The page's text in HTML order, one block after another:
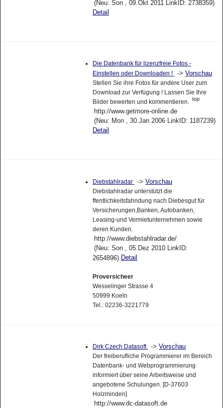
(Neu: Son , 09.Okt 2011 LinkID: 2738359)
Detail
Die Datenbank für lizenzfreie Fotos -
Einstellen oder Downloaden !
-> Vorschau
Stellen Sie ihre Fotos für andere User zum
Download zur Verfügung ! Lassen Sie Ihre
Bilder bewerten und kommentieren. top
http://www.getmore-online.de
(Neu: Mon , 30.Jan 2006 LinkID: 1187239)
Detail
Diebstahlradar -> Vorschau
Diebstahlradar unterstützt die
ffentlichkeitsfahndung nach Diebesgut für
Versicherungen,Banken, Autobanken,
Leasing-und Vermietunternehmen sowie
deren Kunden.
http://www.diebstahlradar.de/
(Neu: Son , 05.Dez 2010 LinkID:
2654896) Detail
Proversicheer
Wesselinger Strasse 4
50999 Koeln
Tel.: 02236-3221779
Dirk Czech Datasoft -> Vorschau
Der freiberufliche Programmierer im Bereich
Datenbank- und Webprogrammierung
informiert über seine Arbeitsweise und
angebotene Schulungen. [D-37603
Holzminden]
http://www.dc-datasoft.de